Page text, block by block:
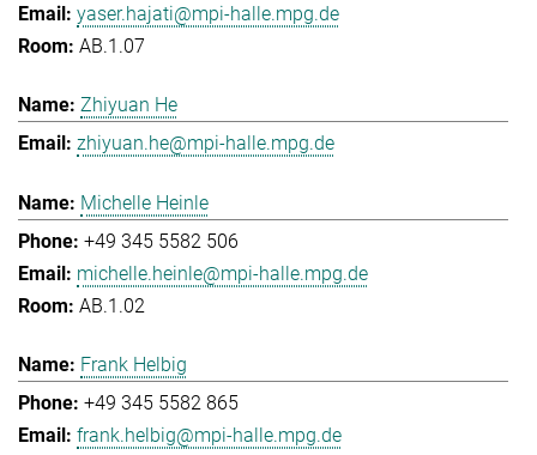
yaser.hajati@mpi-halle.mpg.de
AB.1.07
Zhiyuan He
zhiyuan.he@mpi-halle.mpg.de
Michelle Heinle
+49 345 5582 506
michelle.heinle@mpi-halle.mpg.de
AB.1.02
Frank Helbig
+49 345 5582 865
frank.helbig@mpi-halle.mpg.de